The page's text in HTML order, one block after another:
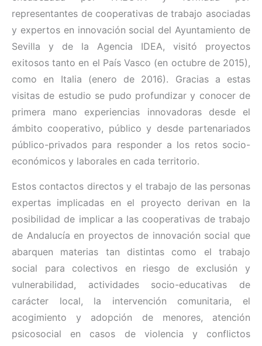
representantes de cooperativas de trabajo asociadas
y expertos en innovación social del Ayuntamiento de
Sevilla y de la Agencia IDEA, visitó proyectos
exitosos tanto en el País Vasco (en octubre de 2015),
como en Italia (enero de 2016). Gracias a estas
visitas de estudio se pudo profundizar y conocer de
primera mano experiencias innovadoras desde el
ámbito cooperativo, público y desde partenariados
público-privados para responder a los retos socio-
económicos y laborales en cada territorio.
Estos contactos directos y el trabajo de las personas
expertas implicadas en el proyecto derivan en la
posibilidad de implicar a las cooperativas de trabajo
de Andalucía en proyectos de innovación social que
abarquen materias tan distintas como el trabajo
social para colectivos en riesgo de exclusión y
vulnerabilidad, actividades socio-educativas de
carácter local, la intervención comunitaria, el
acogimiento y adopción de menores, atención
psicosocial en casos de violencia y conflictos